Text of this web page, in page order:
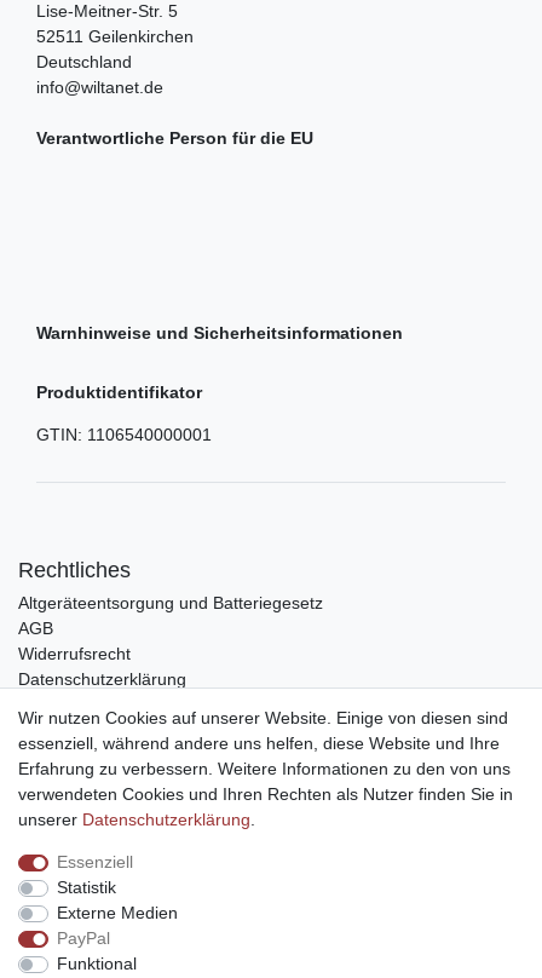
Lise-Meitner-Str. 5
52511 Geilenkirchen
Deutschland
info@wiltanet.de
Verantwortliche Person für die EU
Warnhinweise und Sicherheitsinformationen
Produktidentifikator
GTIN: 1106540000001
Rechtliches
Altgeräteentsorgung und Batteriegesetz
AGB
Widerrufsrecht
Datenschutzerklärung
Impressum
Service
Zahlungsarten
Lieferung und Abholung
Unternehmen
Über uns
Karriere
Kontakt
Wir nutzen Cookies auf unserer Website. Einige von diesen sind
essenziell, während andere uns helfen, diese Website und Ihre
Erfahrung zu verbessern. Weitere Informationen zu den von uns
verwendeten Cookies und Ihren Rechten als Nutzer finden Sie in
unserer Daten­schutz­erklärung
Essenziell
Statistik
Externe Medien
PayPal
Funktional